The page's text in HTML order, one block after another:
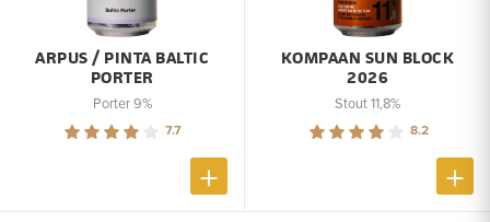
ARPUS / PINTA BALTIC
PORTER
Porter 9%
7.7
KOMPAAN SUN BLOCK
2026
Stout 11,8%
8.2